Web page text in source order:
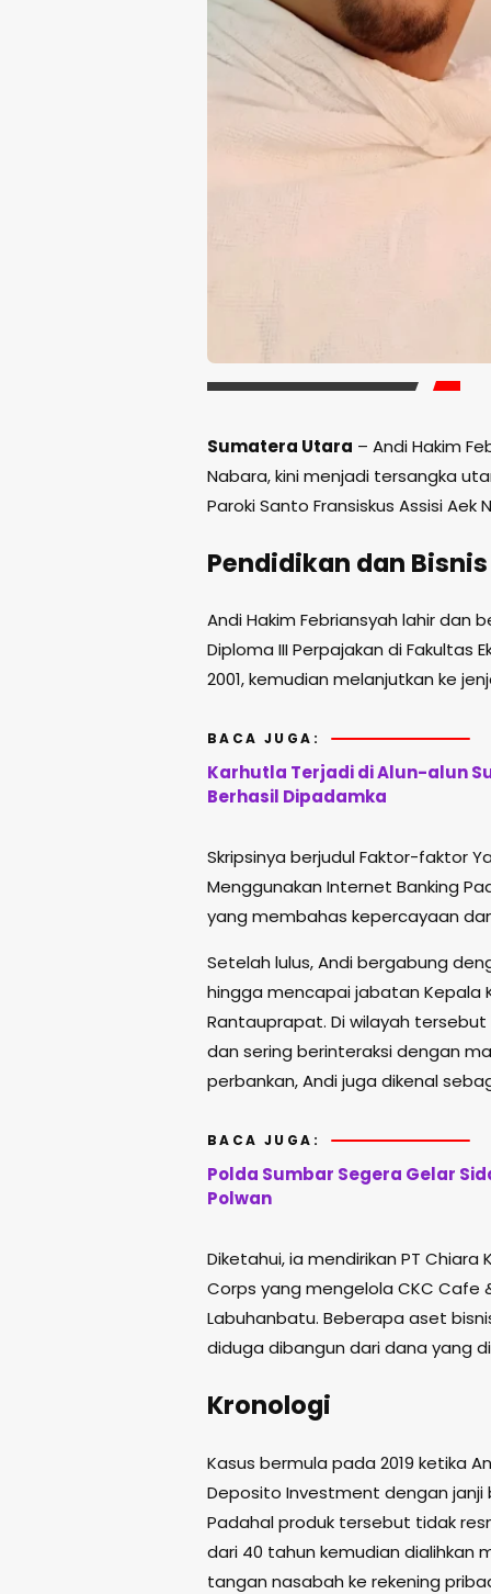
Sumatera Utara – Andi Hakim
Nabara, kini menjadi tersangka
Paroki Santo Fransiskus Assisi Aek
Pendidikan dan
Andi Hakim Febriansyah lahir dan
Diploma III Perpajakan di Fakultas
2001, kemudian melanjutkan ke
BACA JUGA:
Karhutla Terjadi di Alun-alun
Berhasil Dipadamka
Skripsinya berjudul Faktor-faktor
Menggunakan Internet Banking
yang membahas kepercayaan
Setelah lulus, Andi bergabung
hingga mencapai jabatan Kepala
Rantauprapat. Di wilayah
dan sering berinteraksi dengan
perbankan, Andi juga dikenal
BACA JUGA:
Polda Sumbar Segera Gelar
Polwan
Diketahui, ia mendirikan PT
Corps yang mengelola CKC Cafe
Labuhanbatu. Beberapa aset
diduga dibangun dari dana yang
Kronologi
Kasus bermula pada 2019 ketika
Deposito Investment dengan
Padahal produk tersebut tidak
dari 40 tahun kemudian dialihkan
tangan nasabah ke rekening